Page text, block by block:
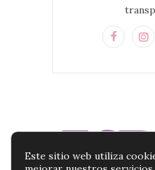
Este sitio web utiliza